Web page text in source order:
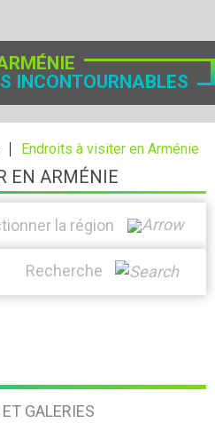
INCONTOURNABLES
Endroits à visiter en Arménie
EN ARMÉNIE
la région
Recherche
GALERIES